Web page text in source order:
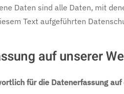
Daten sind alle Daten, mit
Text aufgeführten
auf unserer
für die Datenerfassung auf